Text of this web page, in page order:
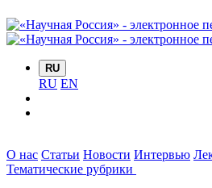
RU
RU EN
О нас Статьи Новости Интервью
Тематические рубрики